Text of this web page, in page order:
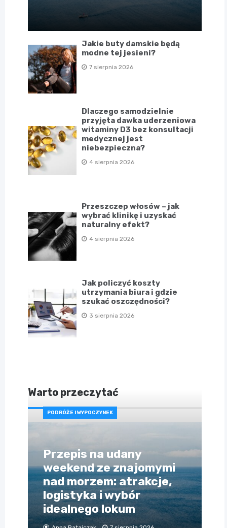
Jakie buty damskie będą
modne tej jesieni?
7 sierpnia 2026
Dlaczego samodzielnie
przyjęta dawka uderzeniowa
witaminy D3 bez konsultacji
medycznej jest
niebezpieczna?
4 sierpnia 2026
Przeszczep włosów – jak
wybrać klinikę i uzyskać
naturalny efekt?
4 sierpnia 2026
Jak policzyć koszty
utrzymania biura i gdzie
szukać oszczędności?
3 sierpnia 2026
Warto przeczytać
PODRÓŻE I WYPOCZYNEK
Przepis na udany
weekend ze znajomymi
nad morzem: atrakcje,
logistyka i wybór
idealnego lokum